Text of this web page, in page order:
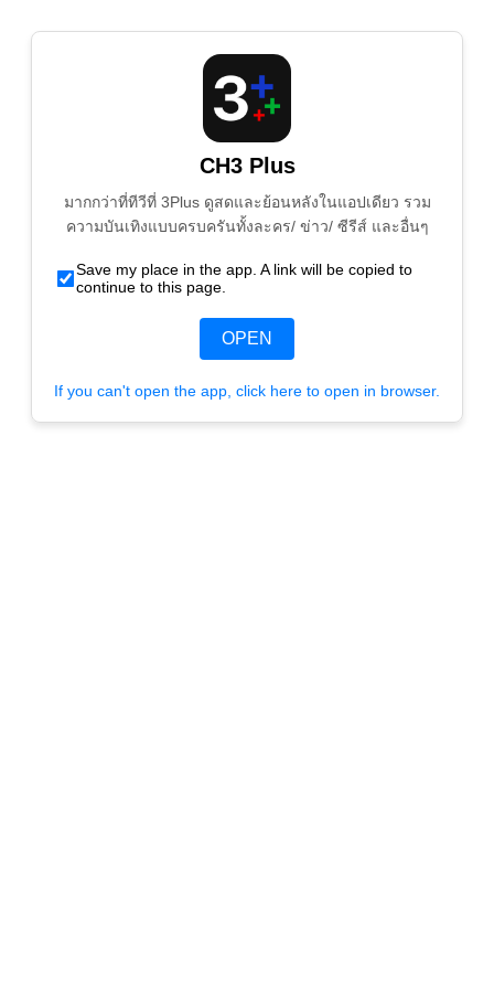
CH3 Plus
มากกว่าที่ทีวีที่ 3Plus ดูสดและย้อนหลังในแอปเดียว รวม
ความบันเทิงแบบครบครันทั้งละคร/ ข่าว/ ซีรีส์ และอื่นๆ
Save my place in the app. A link will be copied to
continue to this page.
OPEN
If you can't open the app, click here to open in browser.